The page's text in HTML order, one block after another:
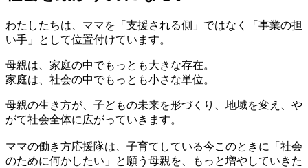
わたしたちは、ママを「支援される側」ではなく「事業の担
い手」として位置付けています。
母親は、家庭の中でもっとも大きな存在。
家庭は、社会の中でもっとも小さな単位。
母親の生き方が、子どもの未来を形づくり、地域を変え、や
がて社会全体に広がっていきます。
ママの働き方応援隊は、子育てしている今このときに「社会
のために何かしたい」と願う母親を、もっと増やしていきた